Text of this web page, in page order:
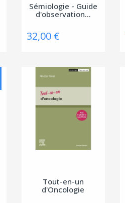
Sémiologie - Guide
d'observation...
32,00 €
Tout-en-un
d'Oncologie